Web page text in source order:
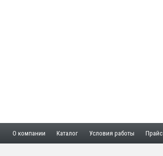
О компании Каталог Условия работы Прайс